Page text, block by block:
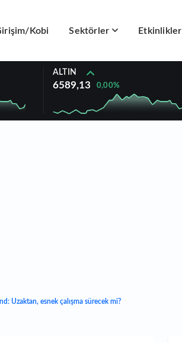
Kobi Sektörler Etkinlikler
ALTIN
6589,13 0,00%
Uzaktan, esnek çalışma sürecek mi?